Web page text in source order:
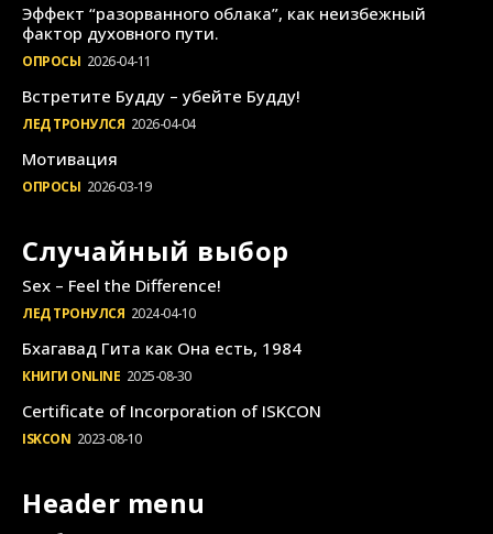
Эффект “разорванного облака”, как неизбежный
фактор духовного пути.
ОПРОСЫ 2026-04-11
Встретите Будду – убейте Будду!
ЛЕД ТРОНУЛСЯ 2026-04-04
Мотивация
ОПРОСЫ 2026-03-19
Случайный выбор
Sex – Feel the Difference!
ЛЕД ТРОНУЛСЯ 2024-04-10
Бхагавад Гита как Она есть, 1984
КНИГИ ONLINE 2025-08-30
Certificate of Incorporation of ISKCON
ISKCON 2023-08-10
Header menu